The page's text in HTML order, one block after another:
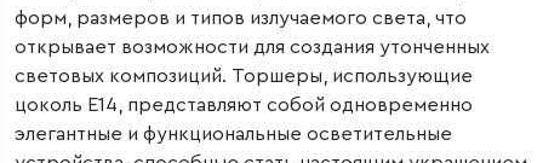
форм, размеров и типов излучаемого света, что
открывает возможности для создания утонченных
световых композиций. Торшеры, использующие
цоколь E14, представляют собой одновременно
элегантные и функциональные осветительные